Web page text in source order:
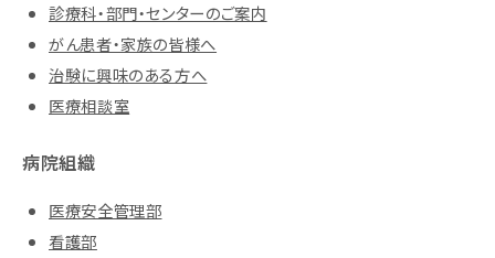
診療科・部門・センターのご案内
がん患者・家族の皆様へ
治験に興味のある方へ
医療相談室
病院組織
医療安全管理部
看護部